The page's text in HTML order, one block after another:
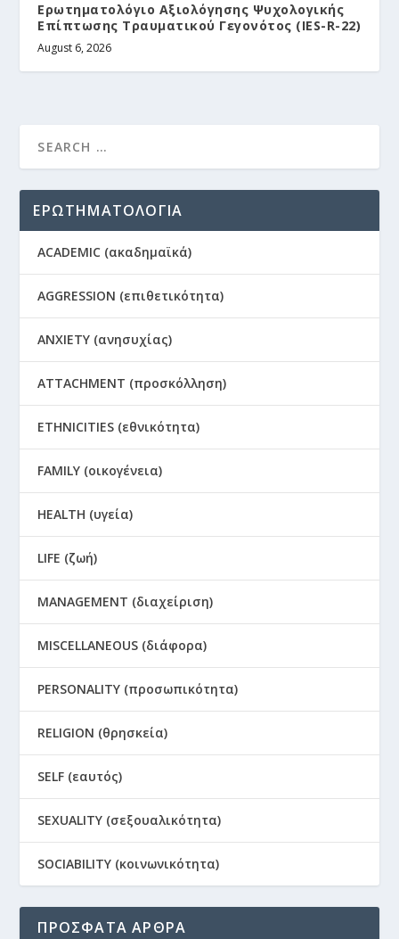
Ερωτηματολόγιο Αξιολόγησης Ψυχολογικής
Επίπτωσης Τραυματικού Γεγονότος (IES-R-22)
August 6, 2026
ΕΡΩΤΗΜΑΤΟΛΟΓΙΑ
ACADEMIC (ακαδημαϊκά)
AGGRESSION (επιθετικότητα)
ANXIETY (ανησυχίας)
ATTACHMENT (προσκόλληση)
ETHNICITIES (εθνικότητα)
FAMILY (οικογένεια)
HEALTH (υγεία)
LIFE (ζωή)
MANAGEMENT (διαχείριση)
MISCELLANEOUS (διάφορα)
PERSONALITY (προσωπικότητα)
RELIGION (θρησκεία)
SELF (εαυτός)
SEXUALITY (σεξουαλικότητα)
SOCIABILITY (κοινωνικότητα)
ΠΡΟΣΦΑΤΑ ΑΡΘΡΑ